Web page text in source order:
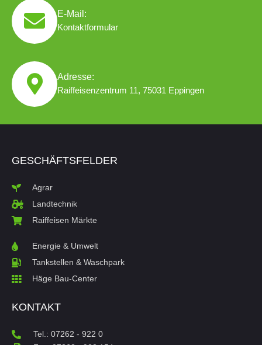
E-Mail:
Kontaktformular
Adresse:
Raiffeisenzentrum 11, 75031 Eppingen
GESCHÄFTSFELDER
Agrar
Landtechnik
Raiffeisen Märkte
Energie & Umwelt
Tankstellen & Waschpark
Häge Bau-Center
KONTAKT
Tel.: 07262 - 922 0